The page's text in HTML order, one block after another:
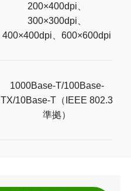
200×400dpi、
300×300dpi、
400×400dpi、600×600dpi
1000Base-T/100Base-
TX/10Base-T（IEEE 802.3
準拠）